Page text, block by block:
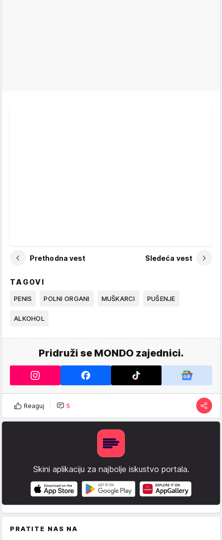
Prethodna vest Sledeća vest
TAGOVI
PENIS POLNI ORGANI MUŠKARCI PUŠENJE
ALKOHOL
Pridruži se MONDO zajednici.
Reaguj 5
Skini aplikaciju za najbolje iskustvo portala.
PRATITE NAS NA